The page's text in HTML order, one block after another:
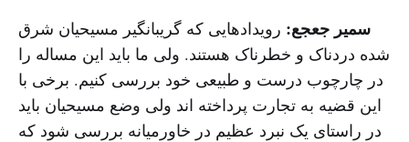
سمیر جعجع: رویدادهایی که گریبانگیر مسیحیان شرق
شده دردناک و خطرناک هستند. ولی ما باید این مساله را
در چارچوب درست و طبیعی خود بررسی کنیم. برخی با
این قضیه به تجارت پرداخته اند ولی وضع مسیحیان باید
در راستای یک نبرد عظیم در خاورمیانه بررسی شود که